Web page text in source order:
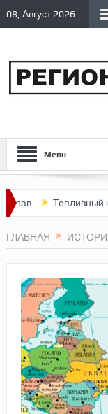
08, Август 2026
Menu
Топливный кризис в
ГЛАВНАЯ